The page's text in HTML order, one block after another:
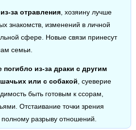
за отравления, хозяину лучше
знакомств, изменений в личной
сфере. Новые связи принесут
семьи.
погибло из-за драки с другим
или с собакой, суеверие
быть готовым к ссорам,
Отстаивание точки зрения
полному разрыву отношений.